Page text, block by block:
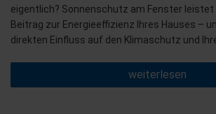
eigentlich? Sonnenschutz am Fenster
Beitrag zur Energieeffizienz Ihres Hauses –
direkten Einfluss auf den Klimaschutz und Ihre
„Energie
sparen
weiterlesen